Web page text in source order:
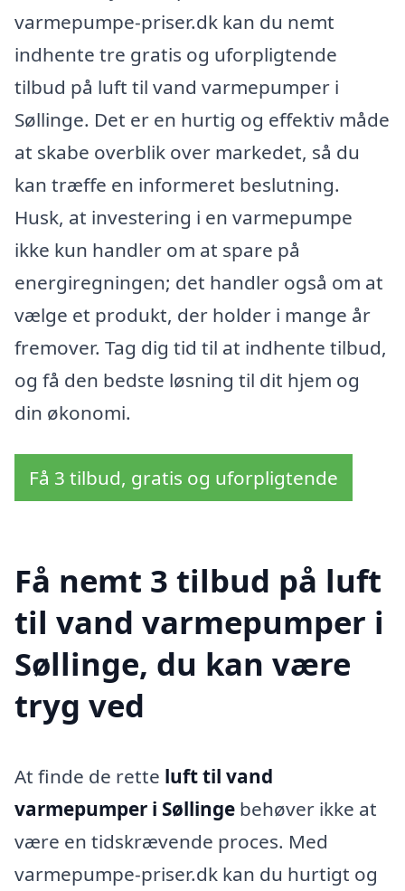
varmepumpe-priser.dk kan du nemt
indhente tre gratis og uforpligtende
tilbud på luft til vand varmepumper i
Søllinge. Det er en hurtig og effektiv måde
at skabe overblik over markedet, så du
kan træffe en informeret beslutning.
Husk, at investering i en varmepumpe
ikke kun handler om at spare på
energiregningen; det handler også om at
vælge et produkt, der holder i mange år
fremover. Tag dig tid til at indhente tilbud,
og få den bedste løsning til dit hjem og
din økonomi.
Få 3 tilbud, gratis og uforpligtende
Få nemt 3 tilbud på luft
til vand varmepumper i
Søllinge, du kan være
tryg ved
At finde de rette luft til vand
varmepumper i Søllinge behøver ikke at
være en tidskrævende proces. Med
varmepumpe-priser.dk kan du hurtigt og